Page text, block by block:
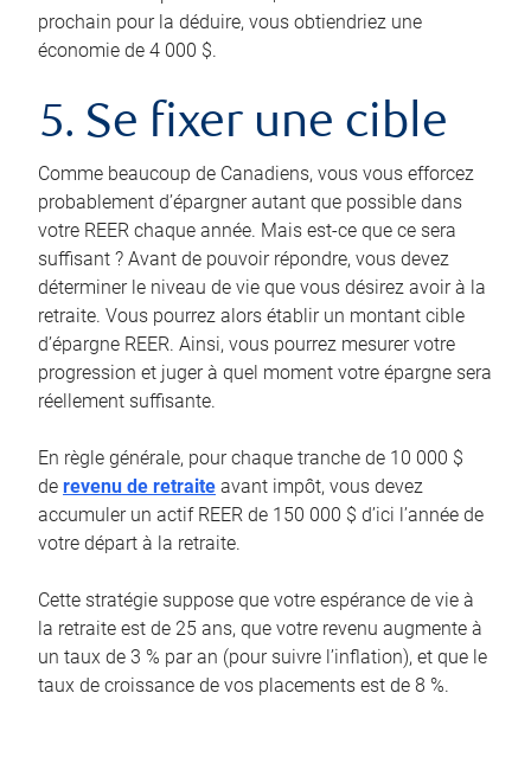
prochain pour la déduire, vous obtiendriez une
économie de 4 000 $.
5. Se fixer une cible
Comme beaucoup de Canadiens, vous vous efforcez
probablement d’épargner autant que possible dans
votre REER chaque année. Mais est-ce que ce sera
suffisant ? Avant de pouvoir répondre, vous devez
déterminer le niveau de vie que vous désirez avoir à la
retraite. Vous pourrez alors établir un montant cible
d’épargne REER. Ainsi, vous pourrez mesurer votre
progression et juger à quel moment votre épargne sera
réellement suffisante.
En règle générale, pour chaque tranche de 10 000 $
de revenu de retraite avant impôt, vous devez
accumuler un actif REER de 150 000 $ d’ici l’année de
votre départ à la retraite.
Cette stratégie suppose que votre espérance de vie à
la retraite est de 25 ans, que votre revenu augmente à
un taux de 3 % par an (pour suivre l’inflation), et que le
taux de croissance de vos placements est de 8 %.